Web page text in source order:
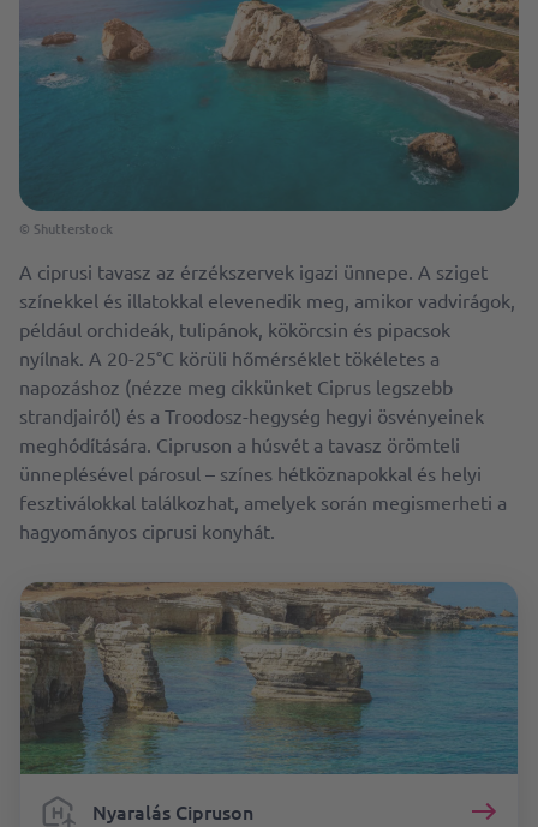
© Shutterstock
A ciprusi tavasz az érzékszervek igazi ünnepe. A sziget
színekkel és illatokkal elevenedik meg, amikor vadvirágok,
például orchideák, tulipánok, kökörcsin és pipacsok
nyílnak. A 20-25°C körüli hőmérséklet tökéletes a
napozáshoz (nézze meg cikkünket Ciprus legszebb
strandjairól) és a Troodosz-hegység hegyi ösvényeinek
meghódítására. Cipruson a húsvét a tavasz örömteli
ünneplésével párosul – színes hétköznapokkal és helyi
fesztiválokkal találkozhat, amelyek során megismerheti a
hagyományos ciprusi konyhát.
Nyaralás Cipruson